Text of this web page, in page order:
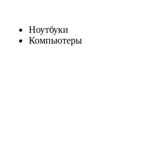
Ноутбуки
Компьютеры